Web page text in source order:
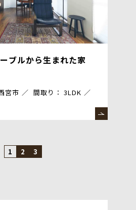
ブルから生まれた家
宮市
間取り： 3LDK
1 2 3